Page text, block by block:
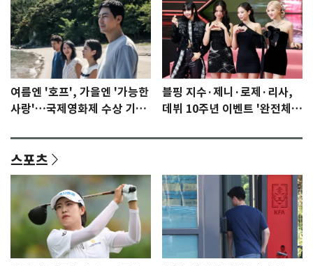
여름엔 '호프', 가을엔 '가능한
사랑'…국제영화제 수상 기대
블핑 지수·제니·로제·리사,
데뷔 10주년 이벤트 '완전체'
스포츠